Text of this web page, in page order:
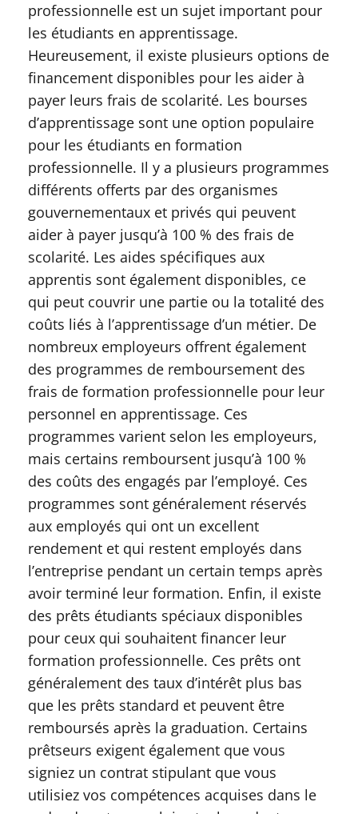
professionnelle est un sujet important pour
les étudiants en apprentissage.
Heureusement, il existe plusieurs options de
financement disponibles pour les aider à
payer leurs frais de scolarité. Les bourses
d’apprentissage sont une option populaire
pour les étudiants en formation
professionnelle. Il y a plusieurs programmes
différents offerts par des organismes
gouvernementaux et privés qui peuvent
aider à payer jusqu’à 100 % des frais de
scolarité. Les aides spécifiques aux
apprentis sont également disponibles, ce
qui peut couvrir une partie ou la totalité des
coûts liés à l’apprentissage d’un métier. De
nombreux employeurs offrent également
des programmes de remboursement des
frais de formation professionnelle pour leur
personnel en apprentissage. Ces
programmes varient selon les employeurs,
mais certains remboursent jusqu’à 100 %
des coûts des engagés par l’employé. Ces
programmes sont généralement réservés
aux employés qui ont un excellent
rendement et qui restent employés dans
l’entreprise pendant un certain temps après
avoir terminé leur formation. Enfin, il existe
des prêts étudiants spéciaux disponibles
pour ceux qui souhaitent financer leur
formation professionnelle. Ces prêts ont
généralement des taux d’intérêt plus bas
que les prêts standard et peuvent être
remboursés après la graduation. Certains
prêtseurs exigent également que vous
signiez un contrat stipulant que vous
utilisiez vos compétences acquises dans le